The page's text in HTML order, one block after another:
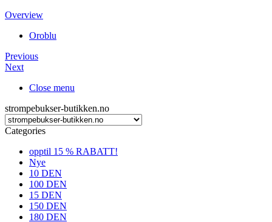
Overview
Oroblu
Previous
Next
Close menu
strompebukser-butikken.no
Categories
opptil 15 % RABATT!
Nye
10 DEN
100 DEN
15 DEN
150 DEN
180 DEN